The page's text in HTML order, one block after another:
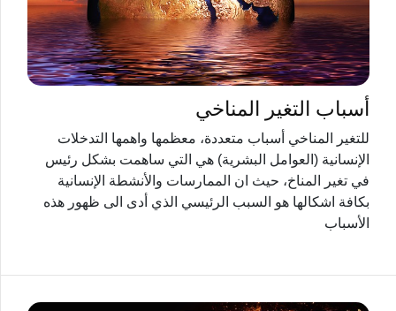
أسباب التغير المناخي
للتغير المناخي أسباب متعددة، معظمها واهمها التدخلات
الإنسانية (العوامل البشرية) هي التي ساهمت بشكل رئيس
في تغير المناخ، حيث ان الممارسات والأنشطة الإنسانية
بكافة اشكالها هو السبب الرئيسي الذي أدى الى ظهور هذه
الأسباب